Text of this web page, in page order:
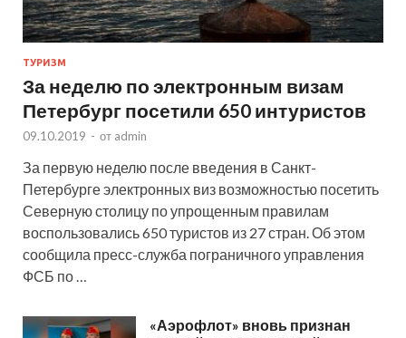
ТУРИЗМ
За неделю по электронным визам
Петербург посетили 650 интуристов
09.10.2019 - от admin
За первую неделю после введения в Санкт-
Петербурге электронных виз возможностью посетить
Северную столицу по упрощенным правилам
воспользовались 650 туристов из 27 стран. Об этом
сообщила пресс-служба пограничного управления
ФСБ по …
«Аэрофлот» вновь признан